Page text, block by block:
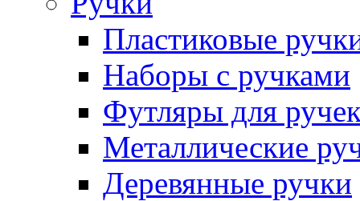
Пластиковые
Наборы с ручками
Футляры для
Металлические
Деревянные ручки